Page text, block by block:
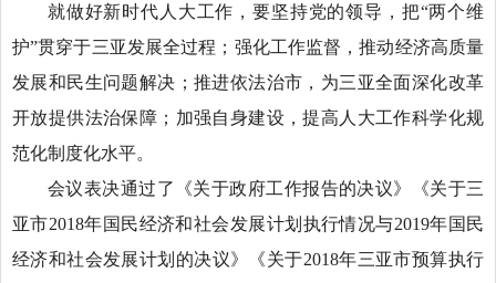
就做好新时代人大工作，要坚持党的领导，把“两个维
护”贯穿于三亚发展全过程；强化工作监督，推动经济高质量
发展和民生问题解决；推进依法治市，为三亚全面深化改革
开放提供法治保障；加强自身建设，提高人大工作科学化规
范化制度化水平。
会议表决通过了《关于政府工作报告的决议》《关于三
亚市2018年国民经济和社会发展计划执行情况与2019年国民
经济和社会发展计划的决议》《关于2018年三亚市预算执行